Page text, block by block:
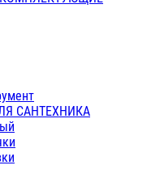
САНТЕХНИКА